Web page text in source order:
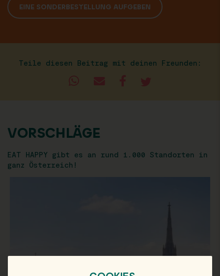
EINE SONDERBESTELLUNG AUFGEBEN
Teile diesen Beitrag mit deinen Freunden:
VORSCHLÄGE
EAT HAPPY gibt es an rund 1.000 Standorten in
ganz Österreich!